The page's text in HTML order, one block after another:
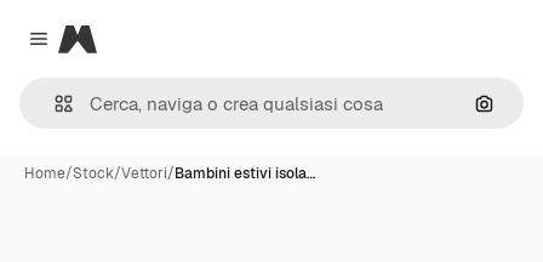
Close menu
Magnific
Cerca
Home/Stock/Vettori/Bambini estivi isola…